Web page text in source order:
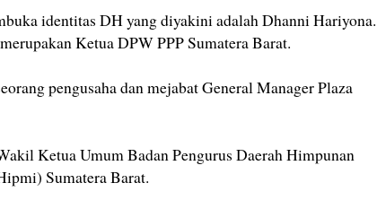
identitas DH yang diyakini adalah Dhanni Hariyona.
Ketua DPW PPP Sumatera Barat.
pengusaha dan mejabat General Manager Plaza
Ketua Umum Badan Pengurus Daerah Himpunan
Sumatera Barat.